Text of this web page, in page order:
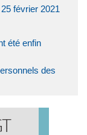
février 2021
été enfin
des